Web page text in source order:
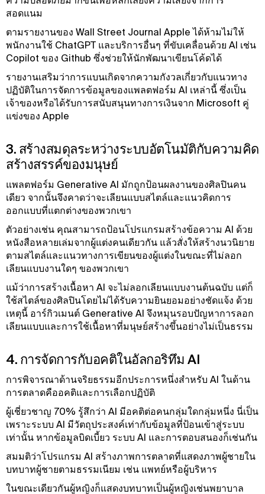
สอดแนม
ตามรายงานของ Wall Street Journal Apple ได้ห้ามไม่ให้
พนักงานใช้ ChatGPT และบริการอื่นๆ ที่ขับเคลื่อนด้วย AI เช่น
Copilot ของ Github ซึ่งช่วยให้นักพัฒนาเขียนโค้ดได้
รายงานเสริมว่าการแบนเกิดจากความกังวลเกี่ยวกับแนวทาง
ปฏิบัติในการจัดการข้อมูลของแพลตฟอร์ม AI เหล่านี้ ซึ่งเป็น
เจ้าของหรือได้รับการสนับสนุนทางการเงินจาก Microsoft คู่
แข่งของ Apple
3. สร้างสมดุลระหว่างระบบอัตโนมัติกับความคิด
สร้างสรรค์ของมนุษย์
แพลตฟอร์ม Generative AI มักถูกป้อนผลงานของศิลปินคน
เดียว จากนั้นจึงคาดว่าจะเลียนแบบสไตล์และแนวคิดการ
ออกแบบที่แตกต่างของพวกเขา
ตัวอย่างเช่น คุณสามารถป้อนโปรแกรมสร้างข้อความ AI ด้วย
หนังสือหลายเล่มจากผู้แต่งคนเดียวกัน แล้วสั่งให้สร้างนวนิยาย
ตามสไตล์และแนวทางการเขียนของผู้แต่งในขณะที่ไม่ลอก
เลียนแบบงานใดๆ ของพวกเขา
แม้ว่าการสร้างเนื้อหา AI จะไม่ลอกเลียนแบบงานต้นฉบับ แต่ก็
ใช้สไตล์ของศิลปินโดยไม่ได้รับความยินยอมอย่างชัดแจ้ง ด้วย
เหตุนี้ อาร์กิวเมนต์ Generative AI จึงหมุนรอบปัญหาการลอก
เลียนแบบและการใช้เนื้อหาที่มนุษย์สร้างขึ้นอย่างไม่เป็นธรรม
4. การจัดการกับอคติในอัลกอริทึม AI
การพิจารณาด้านจริยธรรมอีกประการหนึ่งสําหรับ AI ในด้าน
การตลาดคืออคติและการเลือกปฏิบัติ
ผู้เชี่ยวชาญ 70% รู้สึกว่า AI มีอคติต่อคนกลุ่มใดกลุ่มหนึ่ง นี่เป็น
เพราะระบบ AI มีวัตถุประสงค์เท่ากับข้อมูลที่ป้อนเข้าสู่ระบบ
เท่านั้น หากข้อมูลบิดเบี้ยว ระบบ AI และการตอบสนองก็เช่นกัน
สมมติว่าโปรแกรม AI สร้างภาพการตลาดที่แสดงภาพผู้ชายใน
บทบาทผู้ชายตามธรรมเนียม เช่น แพทย์หรือผู้บริหาร
ในขณะเดียวกันผู้หญิงก็แสดงบทบาทเป็นผู้หญิงเช่นพยาบาล